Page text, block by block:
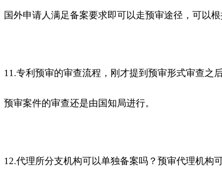
国外申请人满足备案要求即可以走预审途径，可以
11.专利预审的审查流程，刚才提到预审形式审查之
预审案件的审查还是由国知局进行。
12.代理所分支机构可以单独备案吗？预审代理机构